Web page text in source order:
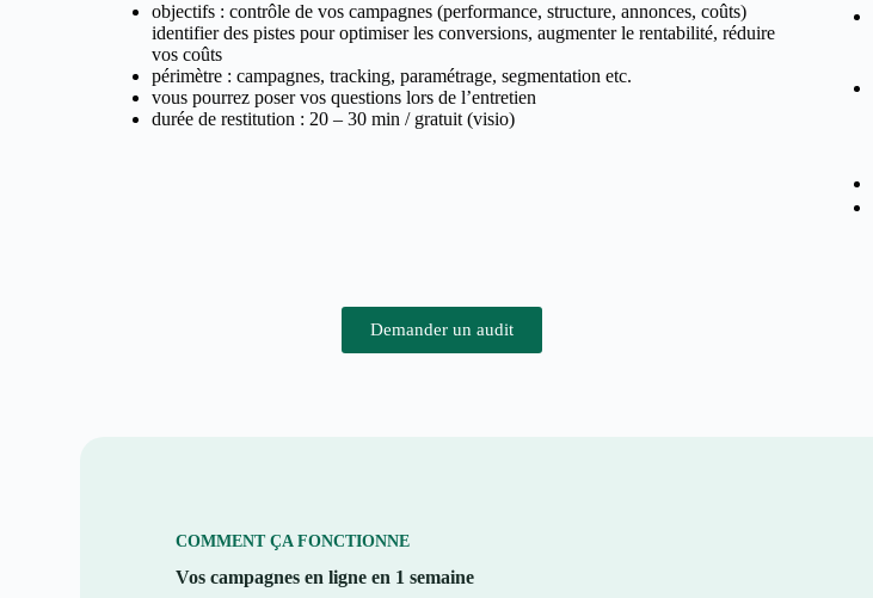
objectifs : contrôle de vos campagnes (performance, structure, annonces, coûts)
identifier des pistes pour optimiser les conversions, augmenter le rentabilité, réduire
vos coûts
périmètre : campagnes, tracking, paramétrage, segmentation etc.
vous pourrez poser vos questions lors de l’entretien
durée de restitution : 20 – 30 min / gratuit (visio)
Demander un audit
COMMENT ÇA FONCTIONNE
Vos campagnes en ligne en 1 semaine